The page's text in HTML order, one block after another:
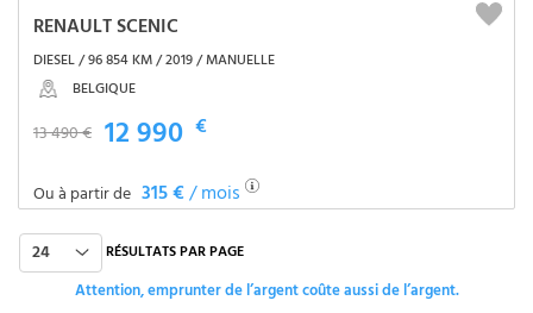
RENAULT SCENIC
DIESEL / 96 854 KM / 2019 / MANUELLE
BELGIQUE
13 490 € 12 990 €
Ou à partir de 315 €/ mois
24 RÉSULTATS PAR PAGE
Attention, emprunter de l’argent coûte aussi de l’argent.